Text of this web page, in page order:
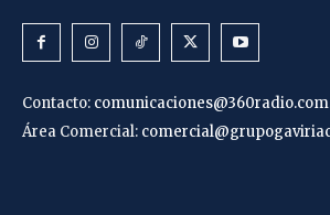
Contacto:
Área Comercial: